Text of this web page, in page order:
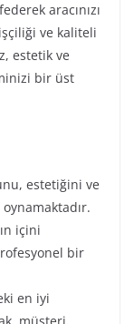
aracınızı
ve kaliteli
estetik ve
bir üst
estetiğini ve
içini
bir
en iyi